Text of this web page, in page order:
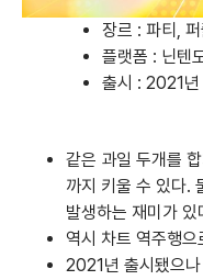
장르 : 파티,
플랫폼 : 닌텐
출시 : 2021년
같은 과일 두개를
까지 키울 수 있다.
발생하는 재미가 있
역시 차트 역주행으
2021년 출시됐으